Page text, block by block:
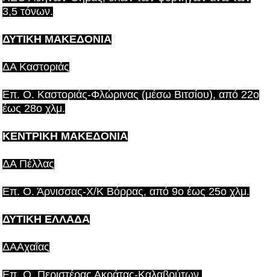
3,5 τόνων.
ΔΥΤΙΚΗ ΜΑΚΕΔΟΝΙΑ
ΔA Καστοριάς
Επ. Ο. Καστοριάς-Φλώρινας (μέσω Βιτσίου), από 22ο
έως 28ο χλμ.
KENΤΡΙΚΗ ΜΑΚΕΔΟΝΙΑ
ΔΑ Πέλλας
Επ. Ο. Άρνισσας-Χ/Κ Βόρρας, από 9o έως 25ο χλμ.
ΔΥΤΙΚΗ ΕΛΛΑΔΑ
ΔΑΑχαΐας
Επ. Ο. Περιστέρας Ακράτας-Καλαβρύτων.